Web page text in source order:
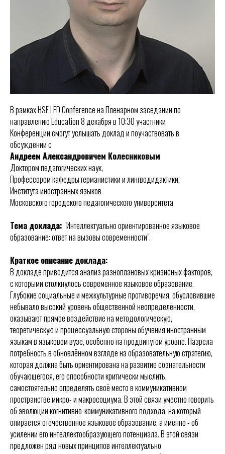
В рамках HSE LED Conference на Пленарном заседании по
направлению Education 8 декабря в 10:30 участники
Конференции смогут услышать доклад и поучаствовать в
обсуждении с
Андреем Александровичем Колесниковым
Доктором педагогических наук,
Профессором кафедры германистики и лингводидактики,
Института иностранных языков
Московского городского педагогического университета
Тема доклада: "Интеллектуально ориентированное языковое
образование: ответ на вызовы современности".
Краткое описание доклада:
В докладе приводится анализ разноплановых кризисных факторов,
с которыми столкнулось современное языковое образование.
Глубокие социальные и межкультурные противоречия, обусловившие
небывало высокий уровень общественной неопределённости,
оказывают прямое воздействие на методологическую,
теоретическую и процессуальную стороны обучения иностранным
языкам в языковом вузе, особенно на продвинутом уровне. Назрела
потребность в обновлённом взгляде на образовательную стратегию,
которая должна быть ориентирована на развитие сознательности
обучающегося, его способности критически мыслить,
самостоятельно определять своё место в коммуникативном
пространстве микро- и макросоциума. В этой связи уместно говорить
об эволюции когнитивно-коммуникативного подхода, на который
опирается отечественное языковое образование, а именно - об
усилении его интеллектообразующего потенциала. В этой связи
предложен ряд новых принципов интеллектуально